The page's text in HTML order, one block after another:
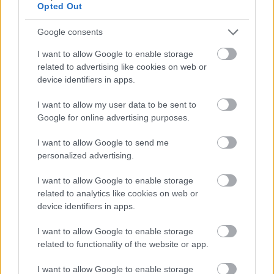
Opted Out
Google consents
I want to allow Google to enable storage
related to advertising like cookies on web or
device identifiers in apps.
I want to allow my user data to be sent to
Google for online advertising purposes.
I want to allow Google to send me
personalized advertising.
I want to allow Google to enable storage
related to analytics like cookies on web or
device identifiers in apps.
I want to allow Google to enable storage
related to functionality of the website or app.
I want to allow Google to enable storage
Μαζί με την Υπηρεσία Διαχείρισης Οδικών